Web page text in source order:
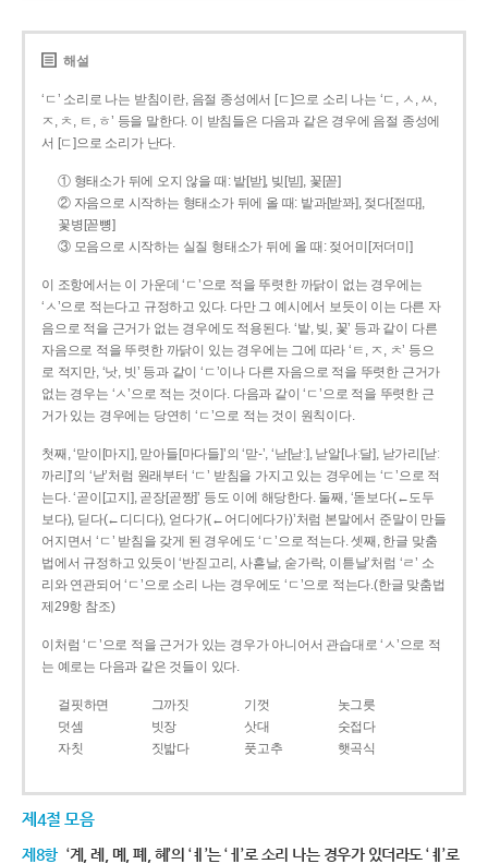
해설
‘ㄷ’ 소리로 나는 받침이란, 음절 종성에서 [ㄷ]으로 소리 나는 ‘ㄷ, ㅅ, ㅆ,
ㅈ, ㅊ, ㅌ, ㅎ’ 등을 말한다. 이 받침들은 다음과 같은 경우에 음절 종성에
서 [ㄷ]으로 소리가 난다.
① 형태소가 뒤에 오지 않을 때: 밭[받], 빚[빋], 꽃[꼳]
② 자음으로 시작하는 형태소가 뒤에 올 때: 밭과[받꽈], 젖다[젇따],
꽃병[꼳뼝]
③ 모음으로 시작하는 실질 형태소가 뒤에 올 때: 젖어미[저더미]
이 조항에서는 이 가운데 ‘ㄷ’으로 적을 뚜렷한 까닭이 없는 경우에는
‘ㅅ’으로 적는다고 규정하고 있다. 다만 그 예시에서 보듯이 이는 다른 자
음으로 적을 근거가 없는 경우에도 적용된다. ‘밭, 빚, 꽃’ 등과 같이 다른
자음으로 적을 뚜렷한 까닭이 있는 경우에는 그에 따라 ‘ㅌ, ㅈ, ㅊ’ 등으
로 적지만, ‘낫, 빗’ 등과 같이 ‘ㄷ’이나 다른 자음으로 적을 뚜렷한 근거가
없는 경우는 ‘ㅅ’으로 적는 것이다. 다음과 같이 ‘ㄷ’으로 적을 뚜렷한 근
거가 있는 경우에는 당연히 ‘ㄷ’으로 적는 것이 원칙이다.
첫째, ‘맏이[마지], 맏아들[마다들]’의 ‘맏-’, ‘낟[낟ː], 낟알[나ː달], 낟가리[낟ː
까리]’의 ‘낟’처럼 원래부터 ‘ㄷ’ 받침을 가지고 있는 경우에는 ‘ㄷ’으로 적
는다. ‘곧이[고지], 곧장[곧짱]’ 등도 이에 해당한다. 둘째, ‘돋보다(←도두
보다), 딛다(←디디다), 얻다가(←어디에다가)’처럼 본말에서 준말이 만들
어지면서 ‘ㄷ’ 받침을 갖게 된 경우에도 ‘ㄷ’으로 적는다. 셋째, 한글 맞춤
법에서 규정하고 있듯이 ‘반짇고리, 사흗날, 숟가락, 이튿날’처럼 ‘ㄹ’ 소
리와 연관되어 ‘ㄷ’으로 소리 나는 경우에도 ‘ㄷ’으로 적는다.(한글 맞춤법
제29항 참조)
이처럼 ‘ㄷ’으로 적을 근거가 있는 경우가 아니어서 관습대로 ‘ㅅ’으로 적
는 예로는 다음과 같은 것들이 있다.
걸핏하면 그까짓 기껏
놋그릇
덧셈
빗장 삿대
숫접다
자칫
짓밟다 풋고추 햇곡식
제4절 모음
제8항 ‘계, 례, 몌, 폐, 혜’의 ‘ㅖ’는 ‘ㅔ’로 소리 나는 경우가 있더라도 ‘ㅖ’로